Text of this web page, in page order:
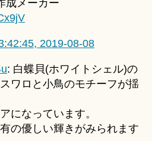
成メーカー
2019-08-08
: 白蝶貝(ホワイトシェル)の
ワロと小鳥のモチーフが揺
になっています。
の優しい輝きがみられます